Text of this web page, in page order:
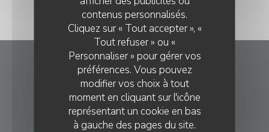
contenus personnalisés.
Cliquez sur « Tout accepter », «
Tout refuser » ou «
Personnaliser » pour gérer vos
préférences. Vous pouvez
modifier vos choix à tout
moment en cliquant sur l'icône
représentant un cookie en bas
à gauche des pages du site.
The People Rooftop Le Havre
88, rue Charles Laffitte 76600 Le Havre
02 53 53 03 22